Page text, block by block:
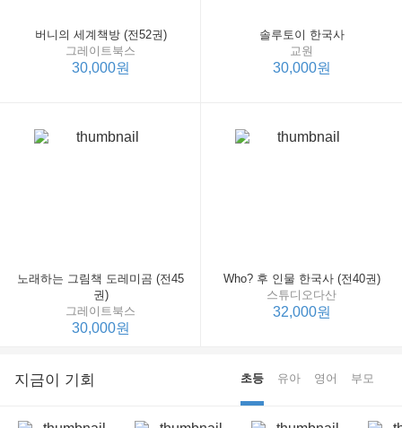
버니의 세계책방 (전52권)
그레이트북스
30,000원
솔루토이 한국사
교원
30,000원
노래하는 그림책 도레미곰 (전45
권)
그레이트북스
30,000원
Who? 후 인물 한국사 (전40권)
스튜디오다산
32,000원
지금이 기회 초등 유아 영어 부모